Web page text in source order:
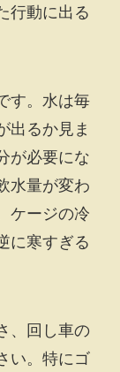
行動に出る
す。水は毎
出るか見ま
が必要にな
水量が変わ
ケージの冷
に寒すぎる
、回し車の
い。特にゴ